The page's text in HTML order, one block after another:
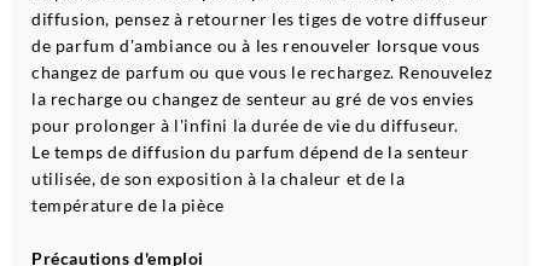
diffusion, pensez à retourner les tiges de votre diffuseur
de parfum d'ambiance ou à les renouveler lorsque vous
changez de parfum ou que vous le rechargez. Renouvelez
la recharge ou changez de senteur au gré de vos envies
pour prolonger à l'infini la durée de vie du diffuseur.
Le temps de diffusion du parfum dépend de la senteur
utilisée, de son exposition à la chaleur et de la
température de la pièce
Précautions d'emploi